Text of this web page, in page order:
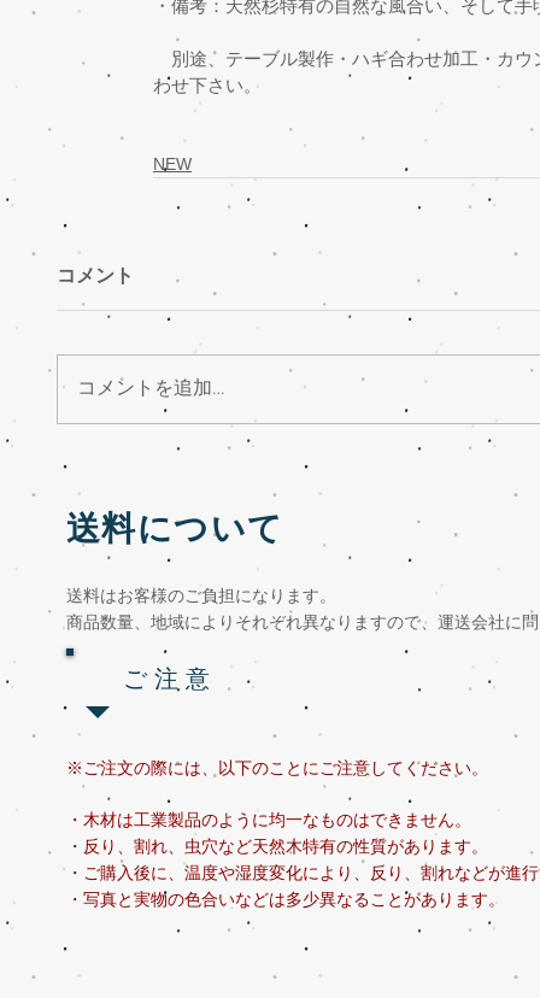
・備考：天然杉特有の自然な風合い、そして
別途、テーブル製作・ハギ合わせ加工・カ
わせ下さい。
NEW
コメント
コメントを追加…
送料について
送料はお客様のご負担になります。
商品数量、地域によりそれぞれ異なりますので、運送会社に
ご 注 意
※ご注文の際には、以下のことにご注意してください。
・木材は工業製品のように均一なものはできません。
・反り、割れ、虫穴など天然木特有の性質があります。
・ご購入後に、温度や湿度変化により、反り、割れなどが進
​・写真と実物の色合いなどは多少異なることがあります。